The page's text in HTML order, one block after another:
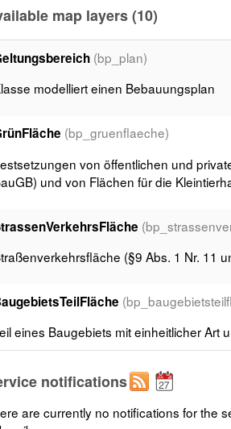
map layers (10)
(bp_plan)
modelliert einen Bebauungsplan
(bp_gruenflaeche)
von öffentlichen und
und von Flächen für die
(§9 Abs. 1 Nr. 11
eines Baugebiets mit einheitlicher Art
(§9 Abs. 1 Nr.
notifications
are currently no notifications for the